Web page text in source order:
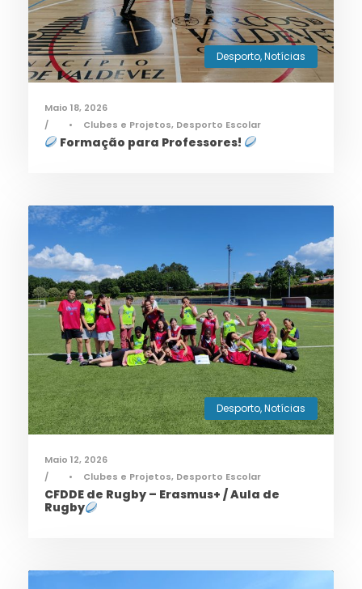
Desporto,Notícias
Maio 18, 2026
•
Clubes e Projetos, Desporto Escolar
Formação para Professores!
Desporto,Notícias
Maio 12, 2026
•
Clubes e Projetos, Desporto Escolar
CFDDE de Rugby – Erasmus+ / Aula de
Rugby